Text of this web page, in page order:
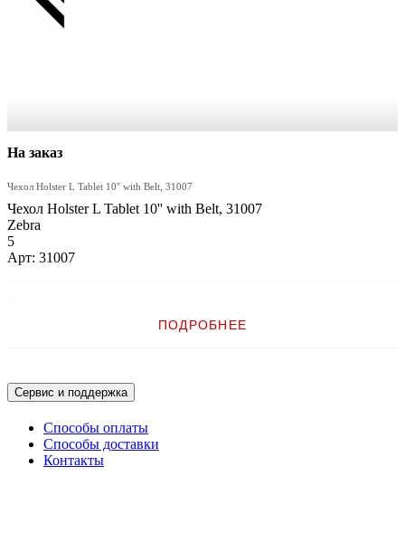
На заказ
Чехол Holster L Tablet 10'' with Belt, 31007
Чехол Holster L Tablet 10'' with Belt, 31007
Zebra
5
Арт: 31007
Чехол Holster L Tablet 10'' with BeltПОДРОБНЕЕ
Сервис и поддержка
Способы оплаты
Способы доставки
Контакты